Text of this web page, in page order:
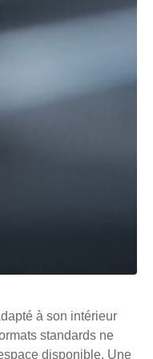
à son intérieur
standards ne
disponible. Une